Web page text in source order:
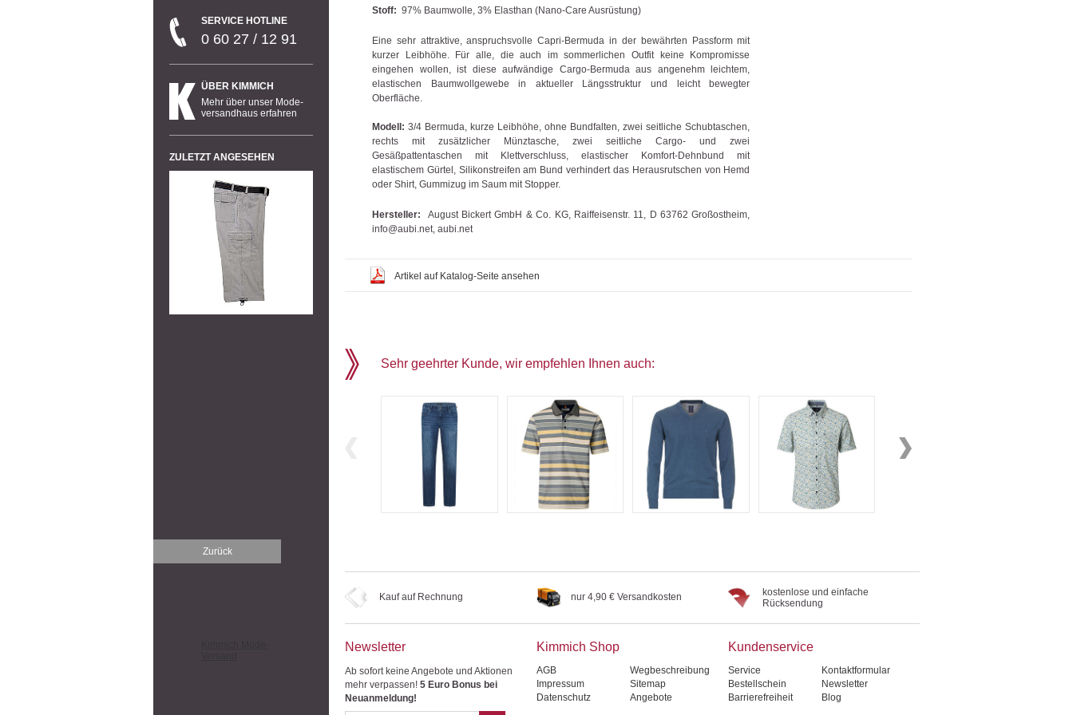
SERVICE HOTLINE
0 60 27 / 12 91
ÜBER KIMMICH
Mehr über unser Mode-
versandhaus erfahren
ZULETZT ANGESEHEN
Stoff: 97% Baumwolle, 3% Elasthan (Nano-Care Ausrüstung)
Eine sehr attraktive, anspruchsvolle Capri-Bermuda in der bewährten Passform mit
kurzer Leibhöhe. Für alle, die auch im sommerlichen Outfit keine Kompromisse
eingehen wollen, ist diese aufwändige Cargo-Bermuda aus angenehm leichtem,
elastischen Baumwollgewebe in aktueller Längsstruktur und leicht bewegter
Oberfläche.
Modell: 3/4 Bermuda, kurze Leibhöhe, ohne Bundfalten, zwei seitliche Schubtaschen,
rechts mit zusätzlicher Münztasche, zwei seitliche Cargo- und zwei
Gesäßpattentaschen mit Klettverschluss, elastischer Komfort-Dehnbund mit
elastischem Gürtel, Silikonstreifen am Bund verhindert das Herausrutschen von Hemd
oder Shirt, Gummizug im Saum mit Stopper.
Hersteller: August Bickert GmbH & Co. KG, Raiffeisenstr. 11, D 63762 Großostheim,
info@aubi.net, aubi.net
Artikel auf Katalog-Seite ansehen
Sehr geehrter Kunde, wir empfehlen Ihnen auch:
Zurück
Kauf auf Rechnung nur 4,90 € Versandkosten
kostenlose und einfache
Rücksendung
Newsletter
Ab sofort keine Angebote und Aktionen
mehr verpassen! 5 Euro Bonus bei
Neuanmeldung!
Kimmich Shop
AGB
Wegbeschreibung
Impressum
Sitemap
Datenschutz
Angebote
Kundenservice
Service
Kontaktformular
Bestellschein
Newsletter
Barrierefreiheit
Blog